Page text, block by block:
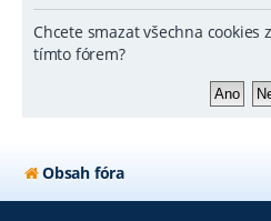
Chcete smazat všechna cookies
tímto fórem?
Obsah fóra